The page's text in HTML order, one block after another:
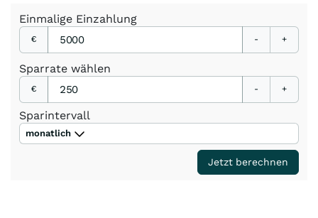
Einmalige Einzahlung
€ - +
Sparrate wählen
€ - +
Sparintervall
monatlich
Jetzt berechnen